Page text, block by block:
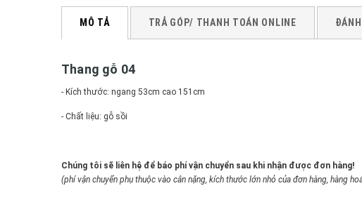
MÔ TẢ TRẢ GÓP/ THANH TOÁN ONLINE
Thang gỗ 04
- Kích thước: ngang 53cm cao 151cm
- Chất liệu: gỗ sồi
Chúng tôi sẽ liên hệ để báo phí vận chuyển sau khi nhận được đơn hàng!
(phí vận chuyển phụ thuộc vào cân nặng, kích thước lớn nhỏ của đơn hàng, hàng